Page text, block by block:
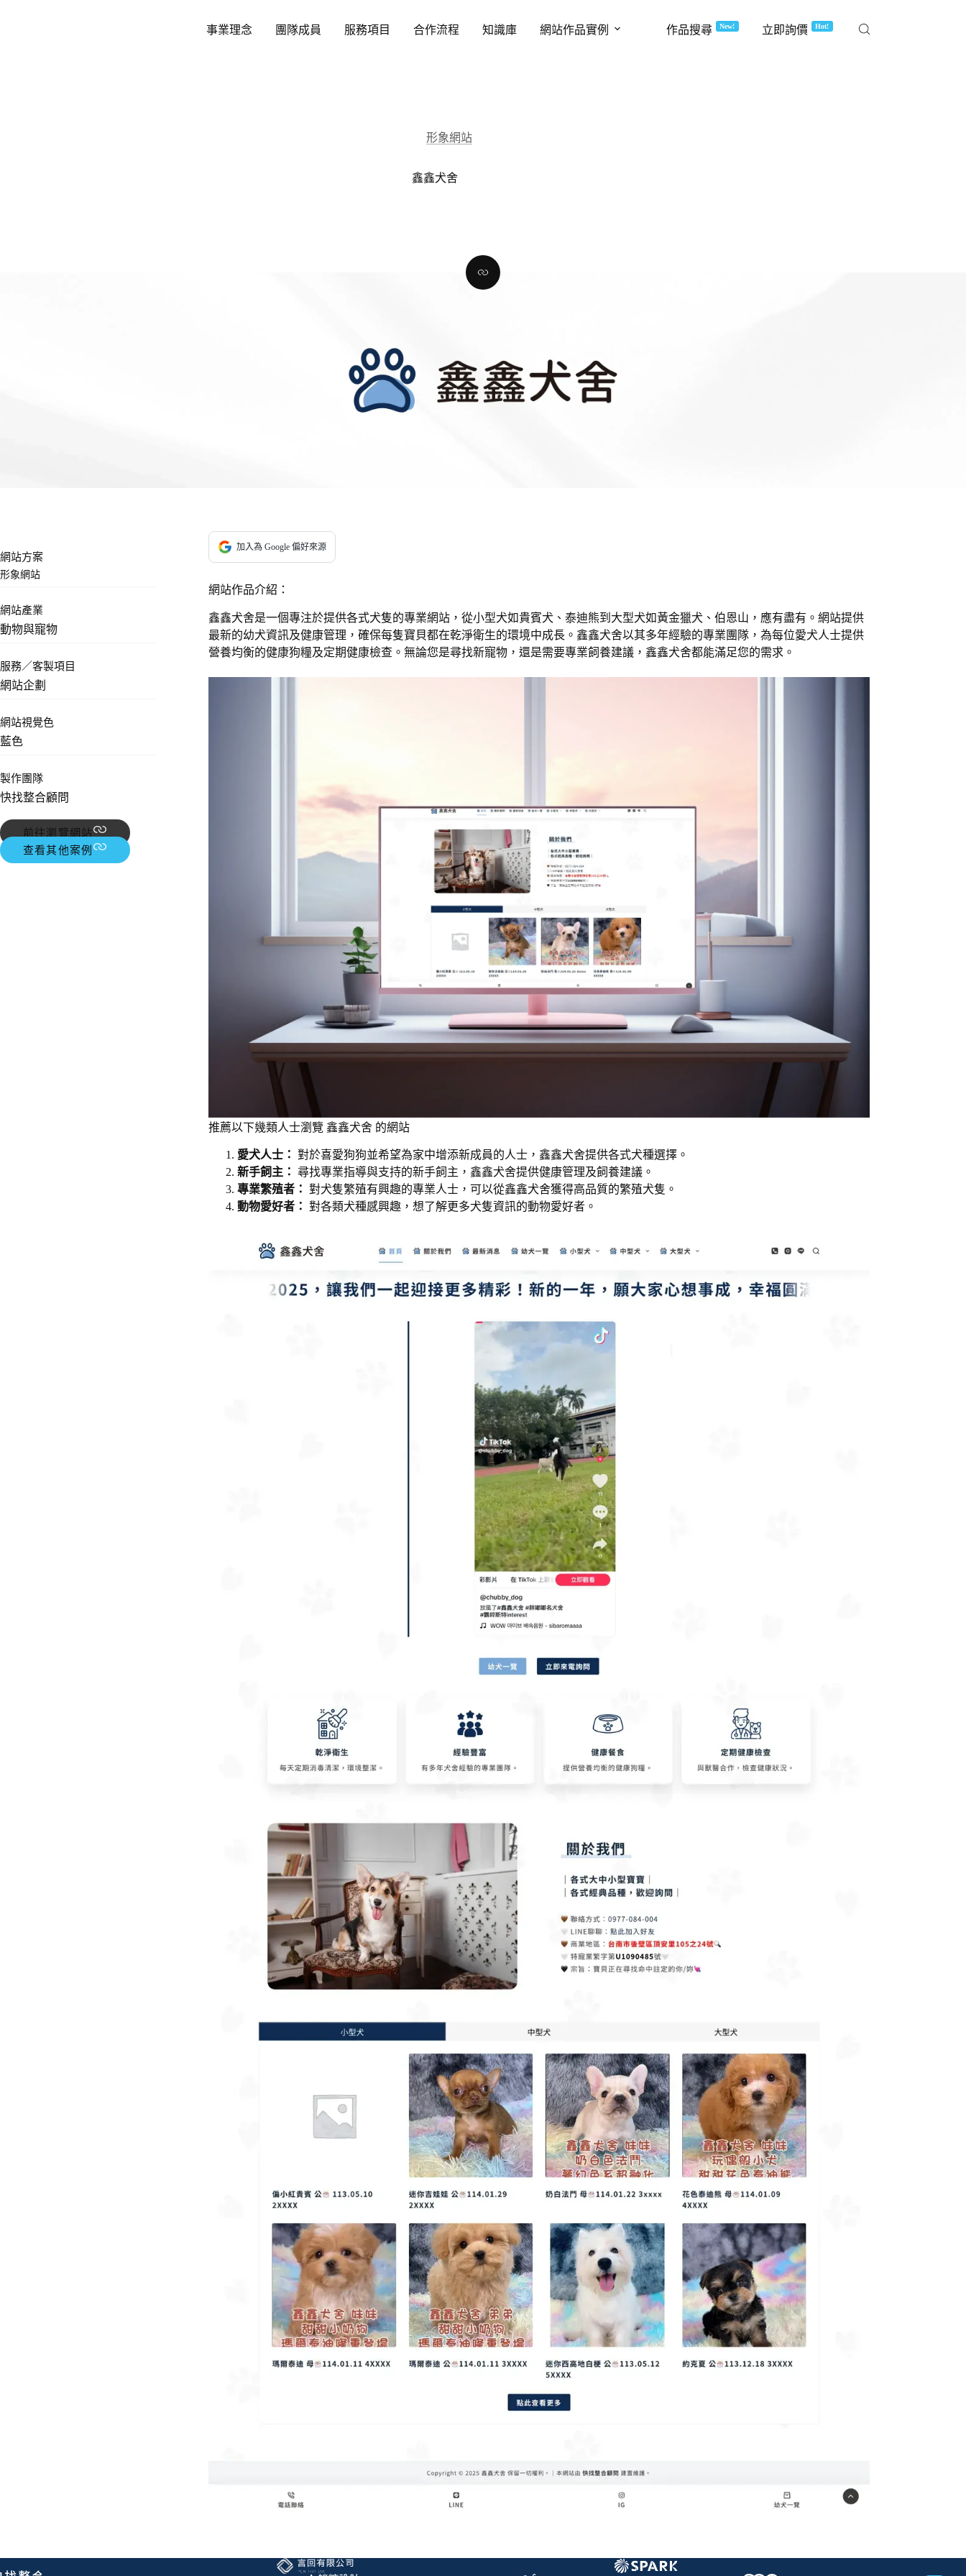
事業理念 團隊成員 服務項目 合作流程 知識庫 網站作品實例 作品搜尋 New! 立即詢價 Hot!
形象網站
鑫鑫犬舍
加入為 Google 偏好來源
網站作品介紹：
鑫鑫犬舍是一個專注於提供各式犬隻的專業網站，從小型犬如貴賓犬、泰迪熊到大型犬如黃金獵犬、伯恩山，應有盡有。網站提供
最新的幼犬資訊及健康管理，確保每隻寶貝都在乾淨衛生的環境中成長。鑫鑫犬舍以其多年經驗的專業團隊，為每位愛犬人士提供
營養均衡的健康狗糧及定期健康檢查。無論您是尋找新寵物，還是需要專業飼養建議，鑫鑫犬舍都能滿足您的需求。
推薦以下幾類人士瀏覽 鑫鑫犬舍 的網站
愛犬人士： 對於喜愛狗狗並希望為家中增添新成員的人士，鑫鑫犬舍提供各式犬種選擇。
新手飼主： 尋找專業指導與支持的新手飼主，鑫鑫犬舍提供健康管理及飼養建議。
專業繁殖者： 對犬隻繁殖有興趣的專業人士，可以從鑫鑫犬舍獲得高品質的繁殖犬隻。
動物愛好者： 對各類犬種感興趣，想了解更多犬隻資訊的動物愛好者。
網站方案
形象網站
網站產業
動物與寵物
服務／客製項目
網站企劃
網站視覺色
藍色
製作團隊
快找整合顧問
前往瀏覽網站
查看其他案例